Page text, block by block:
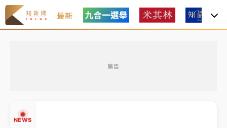
最新
廣告
NEWS
中信慈善基金會想增加董事人數！辜仲諒向法院聲請遭
駁 理由曝光